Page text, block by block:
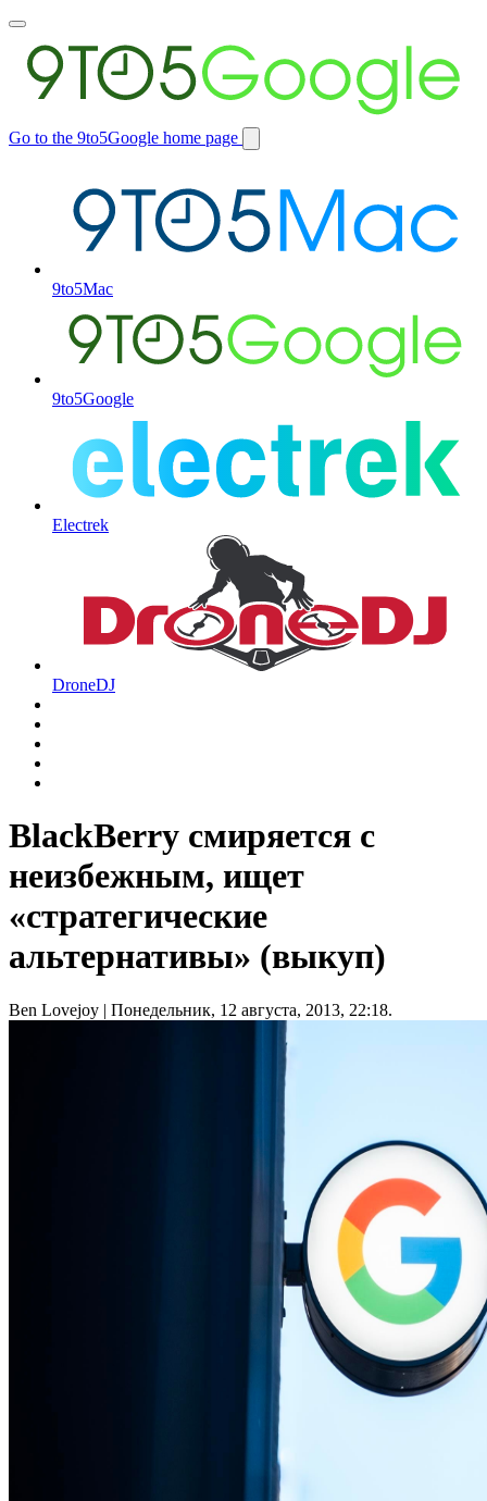
Toggle
main
menu
Go to the 9to5Google home page
Switch
9to5Mac
9to5Google
Electrek
DroneDJ
BlackBerry смиряется с
неизбежным, ищет
«стратегические
альтернативы» (выкуп)
Ben Lovejoy | Понедельник, 12 августа, 2013, 22:18.